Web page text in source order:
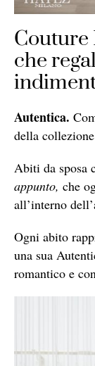
Couture
che
Autentica.
della
Abiti da sposa
appunto, che
all’interno
Ogni abito
una sua
romantico e